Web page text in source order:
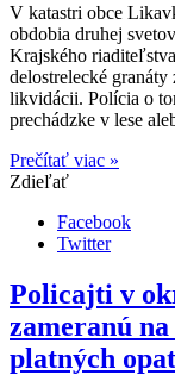
V katastri obce
obdobia druhej
Krajského
delostrelecké
likvidácii. Polícia o
prechádzke v lese
Prečítať viac »
Zdieľať
Facebook
Twitter
Policajti v
zameranú
platných